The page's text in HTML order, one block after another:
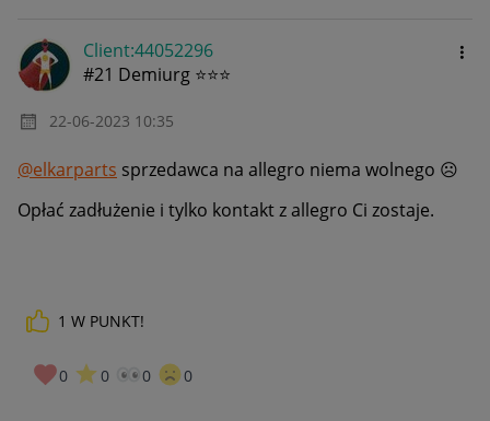
Client:44052296
#21 Demiurg ⭐⭐⭐
‎22-06-2023 10:35
@elkarparts sprzedawca na allegro niema wolnego ☹️
Opłać zadłużenie i tylko kontakt z allegro Ci zostaje.
1 W PUNKT!
0 0 0 0